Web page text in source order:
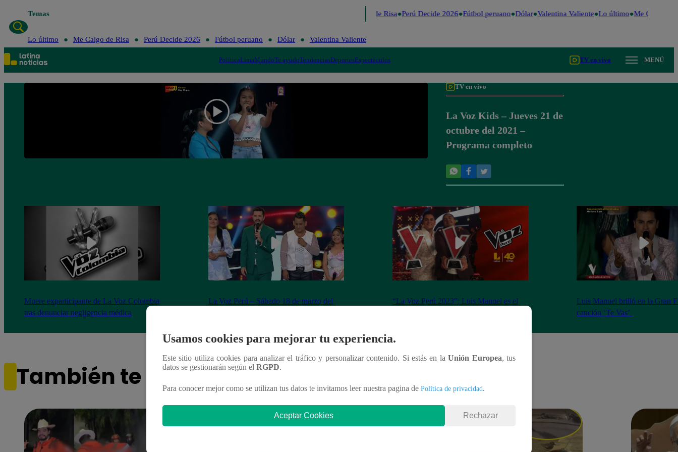
Temas Me Caigo de Risa Perú Decide 2026 Fútbol peruano Dólar Valentina Valiente Lo último Me Caigo de
Lo último Me Caigo de Risa Perú Decide 2026 Fútbol peruano Dólar Valentina Valiente
PolíticaLimaMundoTe ayudoTendenciasDeportesEspectáculos TV en vivo MENÚ
TV en vivo
La Voz Kids – Jueves 21 de
octubre del 2021 –
Programa completo
Muere exparticipante de La Voz Colombia
tras denunciar negligencia médica
La Voz Perú – Sábado 18 de marzo del
“La Voz Perú 2023”: Luis Manuel es el
Luis Manuel brilló en la Gran
canción ‘Te Vas’
También te puede interesar
Usamos cookies para mejorar tu experiencia.
Este sitio utiliza cookies para analizar el tráfico y personalizar contenido. Si estás en laUnión Europea, tus
datos se gestionarán según el RGPD.
Para conocer mejor como se utilizan tus datos te invitamos leer nuestra pagina de Política de privacidad.
Aceptar Cookies Rechazar